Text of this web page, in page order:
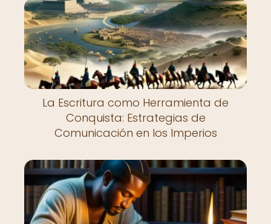
La Escritura como Herramienta de
Conquista: Estrategias de
Comunicación en los Imperios